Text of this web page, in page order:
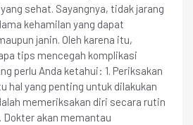
sehat. Sayangnya, tidak jarang
kehamilan yang dapat
janin. Oleh karena itu,
tips mencegah komplikasi
perlu Anda ketahui: 1. Periksakan
hal yang penting untuk dilakukan
memeriksakan diri secara rutin
Dokter akan memantau